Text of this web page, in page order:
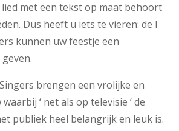
met een tekst op maat behoort
Dus heeft u iets te vieren: de I
kunnen uw feestje een
brengen een vrolijke en
‘ net als op televisie ‘ de
publiek heel belangrijk en leuk is.